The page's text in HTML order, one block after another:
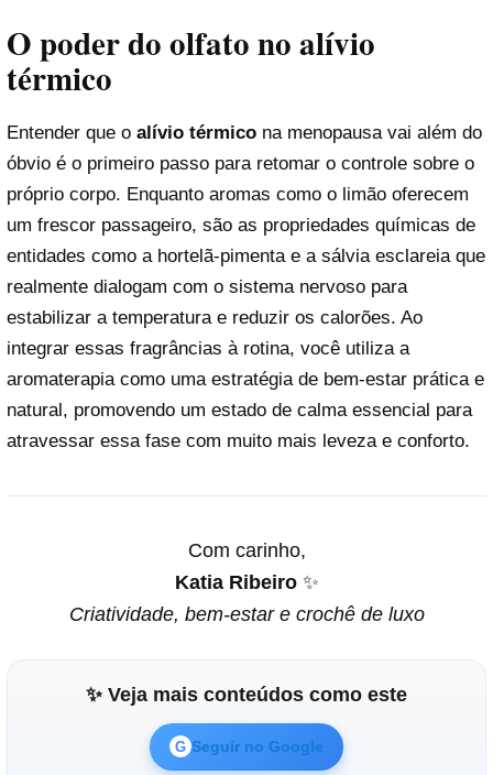
O poder do olfato no alívio
térmico
Entender que o alívio térmico na menopausa vai além do
óbvio é o primeiro passo para retomar o controle sobre o
próprio corpo. Enquanto aromas como o limão oferecem
um frescor passageiro, são as propriedades químicas de
entidades como a hortelã-pimenta e a sálvia esclareia que
realmente dialogam com o sistema nervoso para
estabilizar a temperatura e reduzir os calorões. Ao
integrar essas fragrâncias à rotina, você utiliza a
aromaterapia como uma estratégia de bem-estar prática e
natural, promovendo um estado de calma essencial para
atravessar essa fase com muito mais leveza e conforto.
Com carinho,
Katia Ribeiro✨
Criatividade, bem-estar e crochê de luxo
✨ Veja mais conteúdos como este
G Seguir no Google